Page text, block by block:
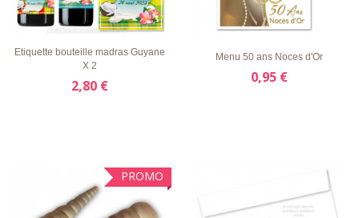
LISTE
D'ENVIE
APERÇU
RAPIDE
DÉTAILS
Etiquette bouteille madras Guyane
X 2
2,80 €
LISTE
D'ENVIE
APERÇU
RAPIDE
Menu 50 ans Noces d'Or
0,95 €
PROMO